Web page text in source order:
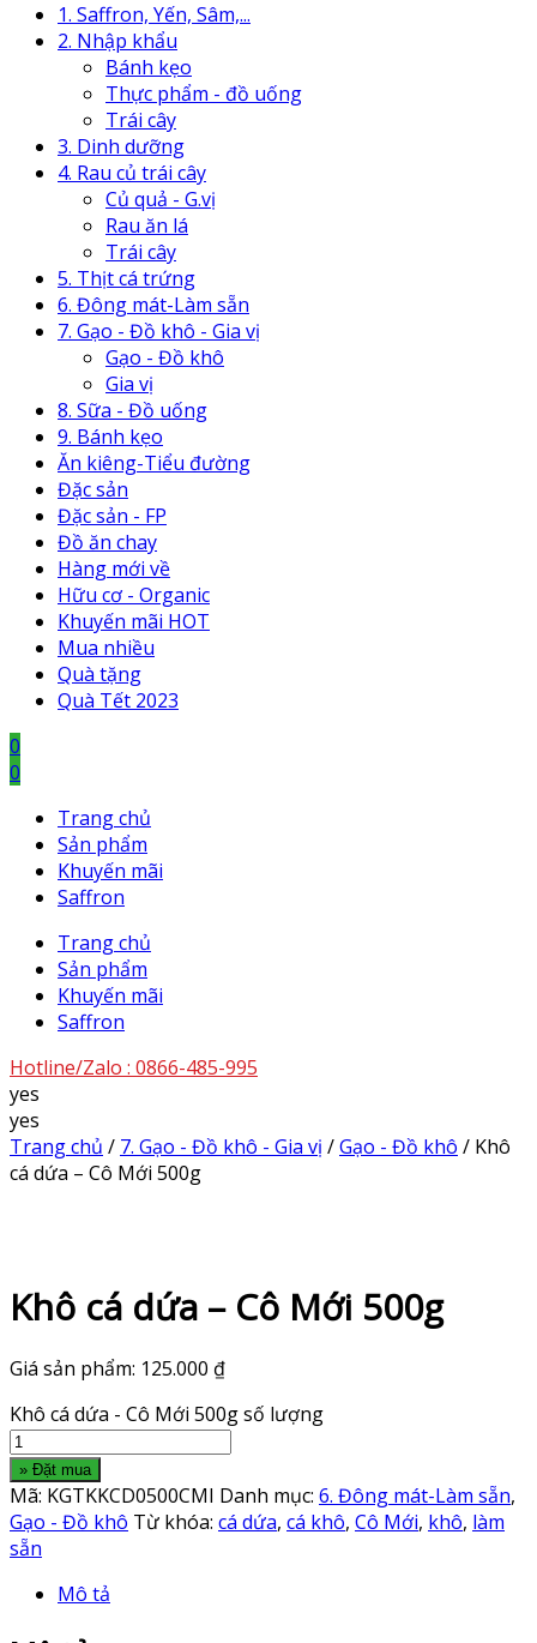
1. Saffron, Yến, Sâm,...
2. Nhập khẩu
Bánh kẹo
Thực phẩm - đồ uống
Trái cây
3. Dinh dưỡng
4. Rau củ trái cây
Củ quả - G.vị
Rau ăn lá
Trái cây
5. Thịt cá trứng
6. Đông mát-Làm sẵn
7. Gạo - Đồ khô - Gia vị
Gạo - Đồ khô
Gia vị
8. Sữa - Đồ uống
9. Bánh kẹo
Ăn kiêng-Tiểu đường
Đặc sản
Đặc sản - FP
Đồ ăn chay
Hàng mới về
Hữu cơ - Organic
Khuyến mãi HOT
Mua nhiều
Quà tặng
Quà Tết 2023
0
0
Trang chủ
Sản phẩm
Khuyến mãi
Saffron
Trang chủ
Sản phẩm
Khuyến mãi
Saffron
Hotline/Zalo : 0866-485-995
yes
yes
Trang chủ / 7. Gạo - Đồ khô - Gia vị /Gạo - Đồ khô / Khô
cá dứa – Cô Mới 500g
Khô cá dứa – Cô Mới 500g
Giá sản phẩm: 125.000 ₫
Khô cá dứa - Cô Mới 500g số lượng
» Đặt mua
Mã: KGTKKCD0500CMI Danh mục: 6. Đông mát-Làm sẵn,
Gạo - Đồ khô Từ khóa: cá dứa, cá khô, Cô Mới, khô, làm
sẵn
Mô tả